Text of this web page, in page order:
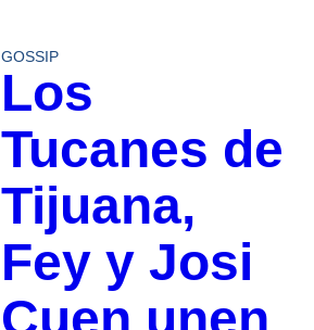
GOSSIP
Los
Tucanes de
Tijuana,
Fey y Josi
Cuen unen